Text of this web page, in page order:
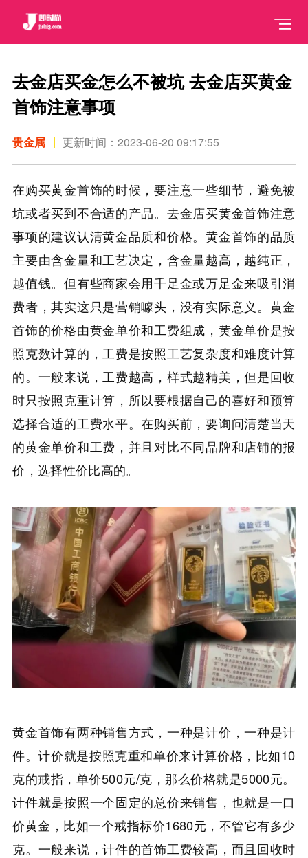
去金店买金怎么不被坑 去金店买黄金
首饰注意事项
贵金属 更新时间：2023-06-20 09:17:55
在购买黄金首饰的时候，要注意一些细节，避免被
坑或者买到不合适的产品。去金店买黄金首饰注意
事项的建议认清黄金品质和价格。黄金首饰的品质
主要由含金量和工艺决定，含金量越高，越纯正，
越值钱。但有些商家会用千足金或万足金来吸引消
费者，其实这只是营销噱头，没有实际意义。黄金
首饰的价格由黄金单价和工费组成，黄金单价是按
照克数计算的，工费是按照工艺复杂度和难度计算
的。一般来说，工费越高，样式越精美，但是回收
时只按照克重计算，所以要根据自己的喜好和预算
选择合适的工费水平。在购买前，要询问清楚当天
的黄金单价和工费，并且对比不同品牌和店铺的报
价，选择性价比高的。
黄金首饰有两种销售方式，一种是计价，一种是计
件。计价就是按照克重和单价来计算价格，比如10
克的戒指，单价500元/克，那么价格就是5000元。
计件就是按照一个固定的总价来销售，也就是一口
价黄金，比如一个戒指标价1680元，不管它有多少
克。一般来说，计件的首饰工费较高，而且回收时